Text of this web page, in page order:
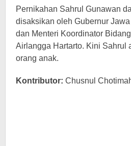
Pernikahan Sahrul Gunawan
disaksikan oleh Gubernur
dan Menteri Koordinator
Airlangga Hartarto. Kini Sahrul
orang anak.
Kontributor: Chusnul